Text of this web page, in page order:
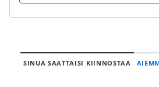
SINUA SAATTAISI KIINNOSTAA